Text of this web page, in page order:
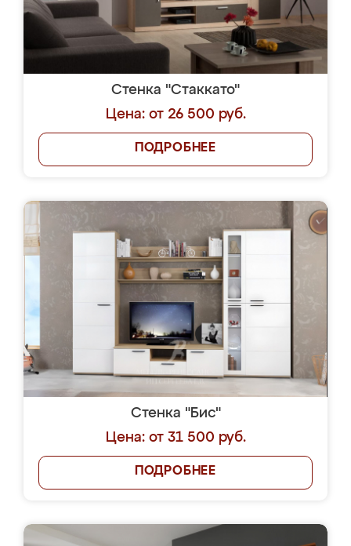
Стенка "Стаккато"
Цена: от 26 500 руб.
ПОДРОБНЕЕ
Стенка "Бис"
Цена: от 31 500 руб.
ПОДРОБНЕЕ